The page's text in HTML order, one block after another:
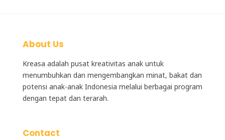
About Us
Kreasa adalah pusat kreativitas anakuntuk
menumbuhkan dan mengembangkan minat, bakat dan
potensi anak-anak Indonesia melalui berbagai program
dengan tepat dan terarah.
Contact